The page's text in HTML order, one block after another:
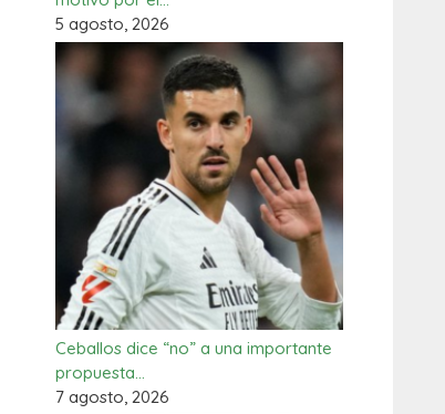
5 agosto, 2026
Ceballos dice “no” a una importante
propuesta…
7 agosto, 2026